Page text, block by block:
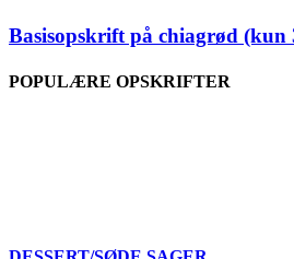
Basisopskrift på chiagrød (kun
POPULÆRE OPSKRIFTER